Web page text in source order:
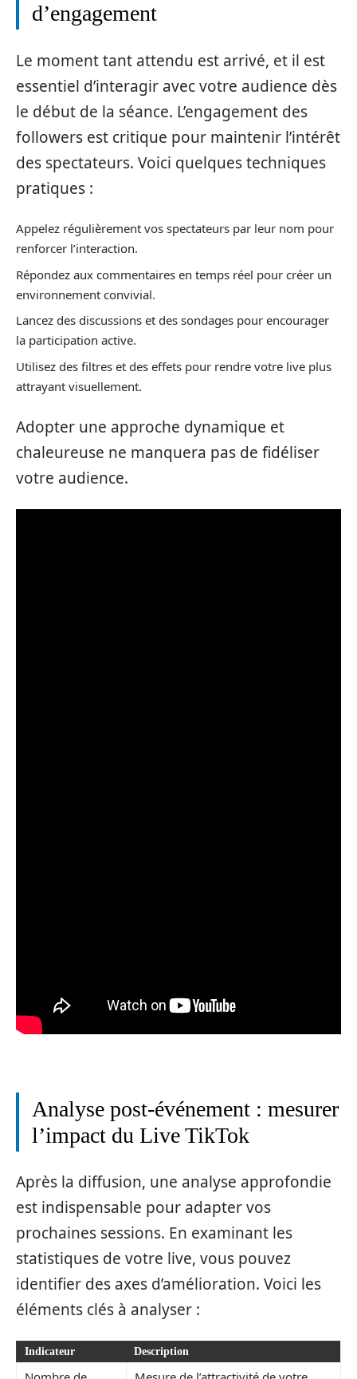
d’engagement
Le moment tant attendu est arrivé, et il est
essentiel d’interagir avec votre audience dès
le début de la séance. L’engagement des
followers est critique pour maintenir l’intérêt
des spectateurs. Voici quelques techniques
pratiques :
Appelez régulièrement vos spectateurs par leur nom pour
renforcer l’interaction.
Répondez aux commentaires en temps réel pour créer un
environnement convivial.
Lancez des discussions et des sondages pour encourager
la participation active.
Utilisez des filtres et des effets pour rendre votre live plus
attrayant visuellement.
Adopter une approche dynamique et
chaleureuse ne manquera pas de fidéliser
votre audience.
Analyse post-événement : mesurer
l’impact du Live TikTok
Après la diffusion, une analyse approfondie
est indispensable pour adapter vos
prochaines sessions. En examinant les
statistiques de votre live, vous pouvez
identifier des axes d’amélioration. Voici les
éléments clés à analyser :
Indicateur Description